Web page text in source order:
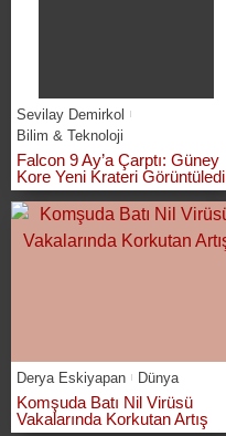
Sevilay Demirkol
Bilim & Teknoloji
Falcon 9 Ay’a Çarptı: Güney
Kore Yeni Krateri Görüntüledi
Derya Eskiyapan Dünya
Komşuda Batı Nil Virüsü
Vakalarında Korkutan Artış